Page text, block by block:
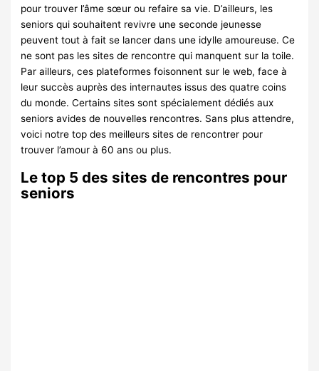
pour trouver l’âme sœur ou refaire sa vie. D’ailleurs, les
seniors qui souhaitent revivre une seconde jeunesse
peuvent tout à fait se lancer dans une idylle amoureuse. Ce
ne sont pas les sites de rencontre qui manquent sur la toile.
Par ailleurs, ces plateformes foisonnent sur le web, face à
leur succès auprès des internautes issus des quatre coins
du monde. Certains sites sont spécialement dédiés aux
seniors avides de nouvelles rencontres. Sans plus attendre,
voici notre top des meilleurs sites de rencontrer pour
trouver l’amour à 60 ans ou plus.
Le top 5 des sites de rencontres pour
seniors